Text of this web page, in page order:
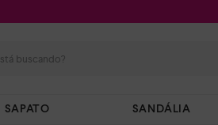
SAPATO SANDÁLIA